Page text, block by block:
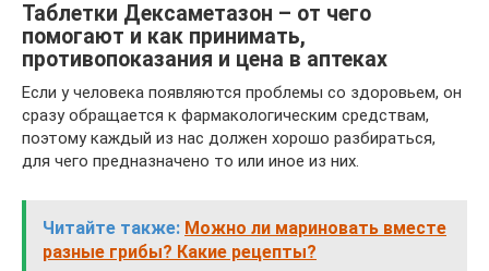
Таблетки Дексаметазон – от чего
помогают и как принимать,
противопоказания и цена в аптеках
Если у человека появляются проблемы со здоровьем, он
сразу обращается к фармакологическим средствам,
поэтому каждый из нас должен хорошо разбираться,
для чего предназначено то или иное из них.
Читайте также: Можно ли мариновать вместе
разные грибы? Какие рецепты?